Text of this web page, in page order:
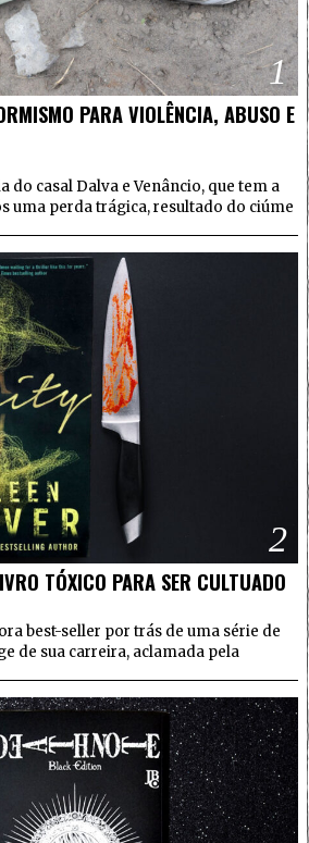
1
PARA VIOLÊNCIA, ABUSO E
do casal Dalva e Venâncio, que tem a
uma perda trágica, resultado do ciúme
2
TÓXICO PARA SER CULTUADO
best-seller por trás de uma série de
de sua carreira, aclamada pela